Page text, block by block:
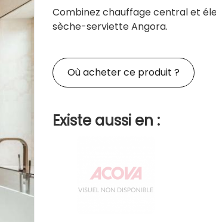
Combinez chauffage central et
sèche-serviette Angora.
Où acheter ce produit ?
Existe aussi en :